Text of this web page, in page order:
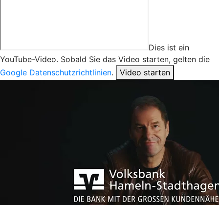
Dies ist ein
YouTube-Video. Sobald Sie das Video starten, gelten die
Google Datenschutzrichtlinien. Video starten